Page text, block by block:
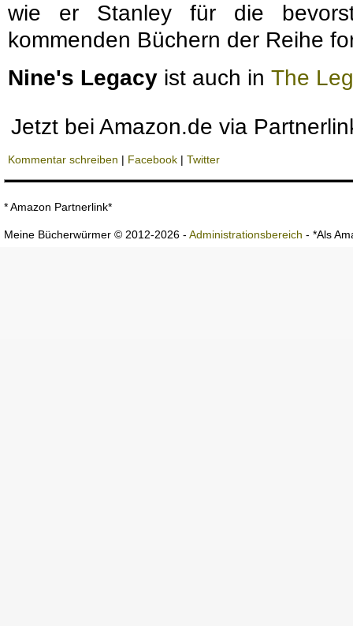
wie er Stanley für die
kommenden Büchern der Reihe
Nine's Legacy ist auch in The
Jetzt bei Amazon.de via
Kommentar schreiben | Facebook | Twitter
* Amazon Partnerlink*
Meine Bücherwürmer © 2012-2026 - Administrationsbereich - *Als